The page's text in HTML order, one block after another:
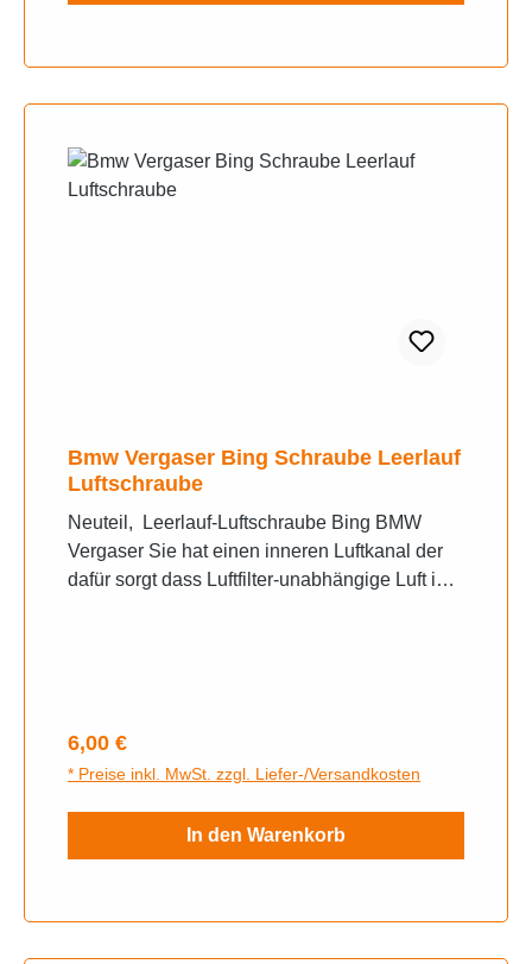
Bmw Vergaser Bing Schraube Leerlauf
Luftschraube
Neuteil, Leerlauf-Luftschraube Bing BMW
Vergaser Sie hat einen inneren Luftkanal der
dafür sorgt dass Luftfilter-unabhängige Luft ins
Regulärer Preis:
6,00 €
* Preise inkl. MwSt. zzgl. Liefer-/Versandkosten
In den Warenkorb